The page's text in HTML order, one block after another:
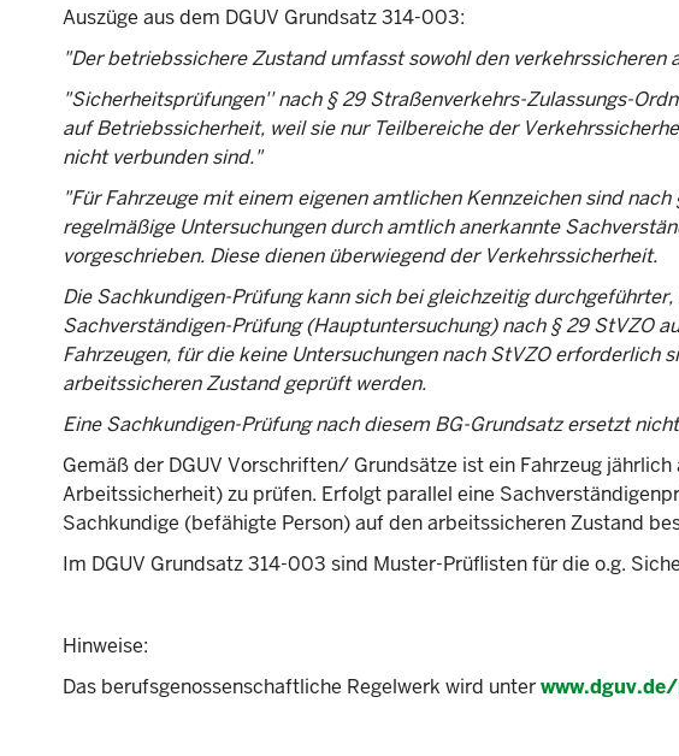
Auszüge aus dem DGUV Grundsatz 314-003:
"Der betriebssichere Zustand umfasst sowohl den verkehrssicheren
"Sicherheitsprüfungen'' nach § 29 Straßenverkehrs-Zulassungs-
auf Betriebssicherheit, weil sie nur Teilbereiche der
nicht verbunden sind."
"Für Fahrzeuge mit einem eigenen amtlichen Kennzeichen sind
regelmäßige Untersuchungen durch amtlich anerkannte
vorgeschrieben. Diese dienen überwiegend der Verkehrssicherheit.
Die Sachkundigen-Prüfung kann sich bei gleichzeitig
Sachverständigen-Prüfung (Hauptuntersuchung) nach § 29 StVZO
Fahrzeugen, für die keine Untersuchungen nach StVZO erforderlich
arbeitssicheren Zustand geprüft werden.
Eine Sachkundigen-Prüfung nach diesem BG-Grundsatz ersetzt
Gemäß der DGUV Vorschriften/ Grundsätze ist ein Fahrzeug
Arbeitssicherheit) zu prüfen. Erfolgt parallel eine
Sachkundige (befähigte Person) auf den arbeitssicheren Zustand
Im DGUV Grundsatz 314-003 sind Muster-Prüflisten für die o.g.
Hinweise:
Das berufsgenossenschaftliche Regelwerk wird unter